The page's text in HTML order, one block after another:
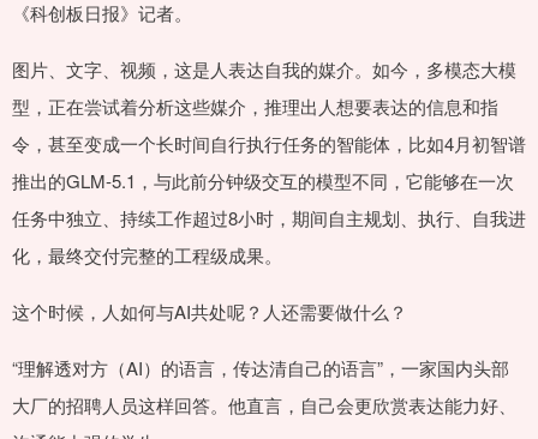
《科创板日报》记者。
图片、文字、视频，这是人表达自我的媒介。如今，多模态大模
型，正在尝试着分析这些媒介，推理出人想要表达的信息和指
令，甚至变成一个长时间自行执行任务的智能体，比如4月初智谱
推出的GLM-5.1，与此前分钟级交互的模型不同，它能够在一次
任务中独立、持续工作超过8小时，期间自主规划、执行、自我进
化，最终交付完整的工程级成果。
这个时候，人如何与AI共处呢？人还需要做什么？
“理解透对方（AI）的语言，传达清自己的语言”，一家国内头部
大厂的招聘人员这样回答。他直言，自己会更欣赏表达能力好、